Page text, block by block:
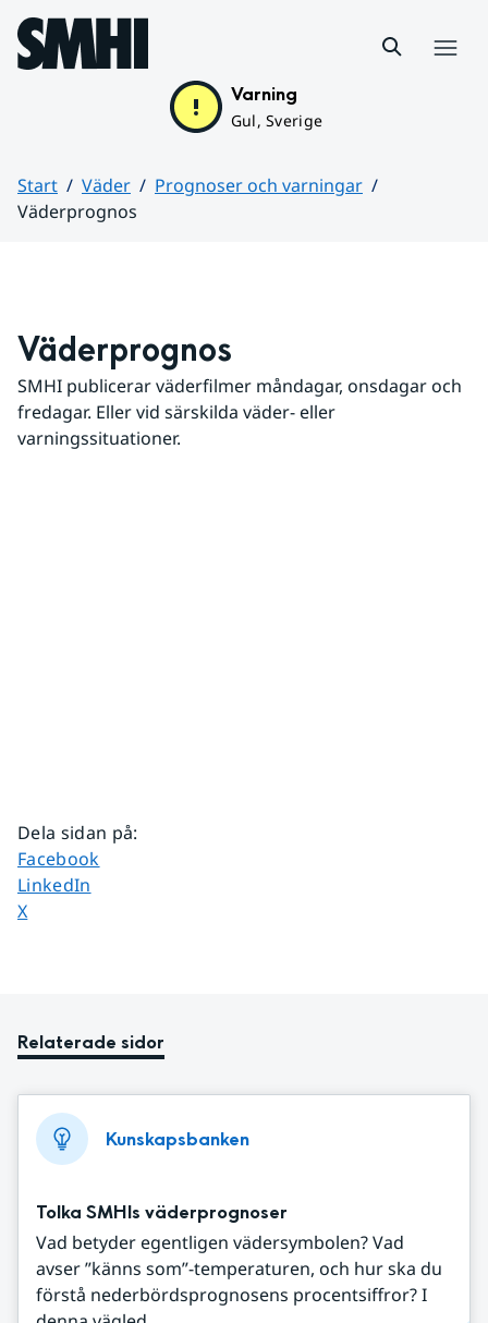
Hoppa till sidans innehåll
Varning
Gul, Sverige
Start Väder
Prognoser och varningar
Väderprognos
Väderprognos
SMHI publicerar väderfilmer måndagar, onsdagar och
fredagar. Eller vid särskilda väder- eller
varningssituationer.
Dela sidan på:
Dela sidan på
Facebook
Dela sidan på
LinkedIn
Dela sidan på
X
Relaterade sidor
Kunskapsbanken
Tolka SMHIs väderprognoser
Vad betyder egentligen vädersymbolen? Vad
avser ”känns som”-temperaturen, och hur ska du
förstå nederbördsprognosens procentsiffror? I